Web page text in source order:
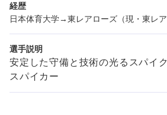
経歴
日本体育大学→東レアローズ（現・東レア
選手説明
安定した守備と技術の光るスパイ
スパイカー